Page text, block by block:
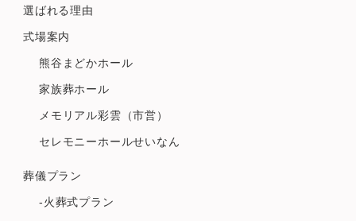
選ばれる理由
式場案内
熊谷まどかホール
家族葬ホール
メモリアル彩雲（市営）
セレモニーホールせいなん
葬儀プラン
-火葬式プラン